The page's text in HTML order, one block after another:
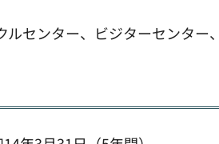
ルセンター、ビジターセンター